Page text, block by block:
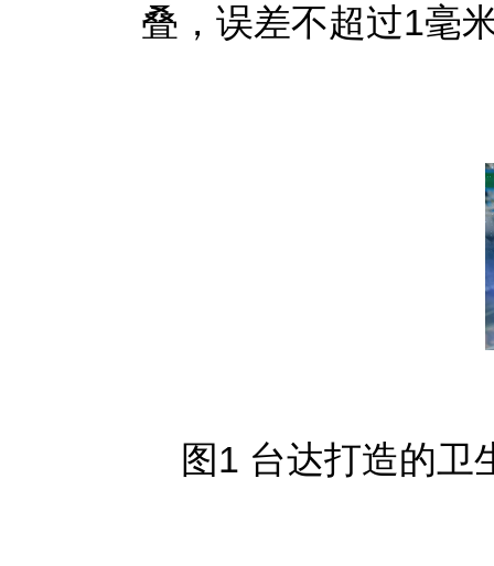
叠，误差不超过1毫
图1 台达打造的卫